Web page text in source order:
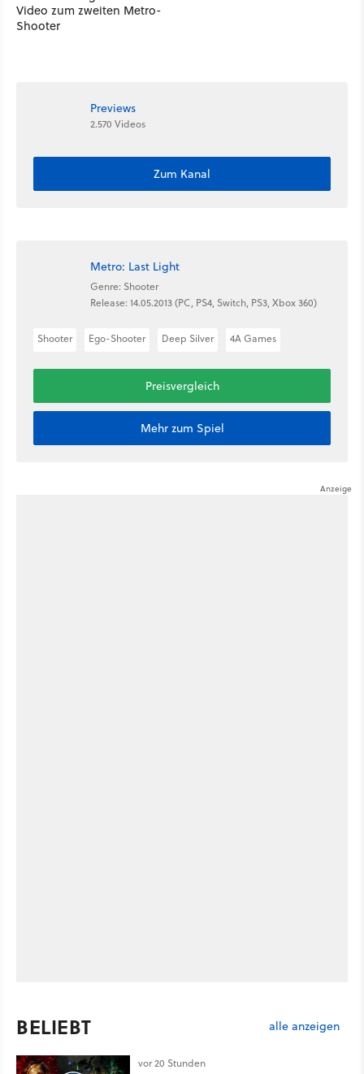
Video zum zweiten Metro-
Shooter
Previews
2.570 Videos
Zum Kanal
Metro: Last Light
Genre: Shooter
Release: 14.05.2013 (PC, PS4, Switch, PS3, Xbox 360)
Shooter Ego-Shooter Deep Silver 4A Games
Preisvergleich
Mehr zum Spiel
BELIEBT alle anzeigen
vor 20 Stunden